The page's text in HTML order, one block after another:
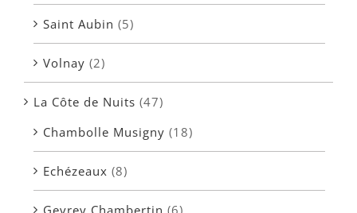
Saint Aubin (5)
Volnay (2)
La Côte de Nuits (47)
Chambolle Musigny (18)
Echézeaux (8)